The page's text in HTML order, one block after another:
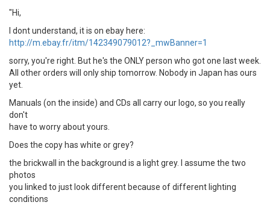
"Hi,
I dont understand, it is on ebay here:
http://m.ebay.fr/itm/142349079012?_mwBanner=1
sorry, you're right. But he's the ONLY person who got one last week.
All other orders will only ship tomorrow. Nobody in Japan has ours
yet.
Manuals (on the inside) and CDs all carry our logo, so you really
don't
have to worry about yours.
Does the copy has white or grey?
the brickwall in the background is a light grey. I assume the two
photos
you linked to just look different because of different lighting
conditions